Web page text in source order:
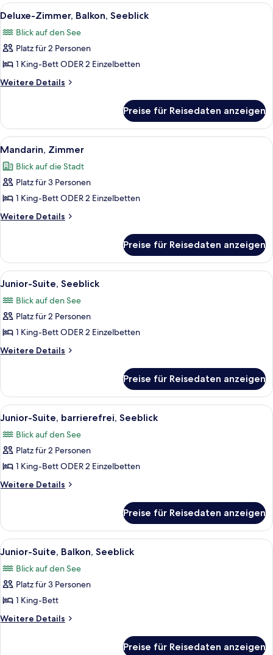
Alle
Fotos
für
Deluxe-
Zimmer,
Balkon,
Ein Hotelzimmer mit zwei Betten,
11
Deluxe-Zimmer, Balkon, Seeblick
Blick auf den See
Platz für 2 Personen
1 King-Bett ODER 2 Einzelbetten
Weitere Details
Weitere
Zimmer,
Balkon,
Seeblick
Preise für Reisedaten anzeigen
Alle
Fotos
für
Mandarin,
Zimmer
anzeigen
Ein Hotelzimmer mit zwei Betten,
7
Mandarin, Zimmer
Blick auf die Stadt
Platz für 3 Personen
1 King-Bett ODER 2 Einzelbetten
Weitere Details
Weitere
Zimmer
Preise für Reisedaten anzeigen
Alle
Fotos
für
Junior-
Suite,
Seeblick
Hochwertige Bettwaren, kostenlose
7
Junior-Suite, Seeblick
Blick auf den See
Platz für 2 Personen
1 King-Bett ODER 2 Einzelbetten
Weitere Details
Weitere
Suite,
Seeblick
Preise für Reisedaten anzeigen
Alle
Fotos
für
Junior-
Suite,
barrierefrei,
Ein modernes Badezimmer mit
5
Junior-Suite, barrierefrei, Seeblick
Blick auf den See
Platz für 2 Personen
1 King-Bett ODER 2 Einzelbetten
Weitere Details
Weitere
Suite,
barrierefrei,
Seeblick
Preise für Reisedaten anzeigen
Alle
Fotos
für
Junior-
Suite,
Balkon,
Ein modernes Hotelzimmer mit
9
Junior-Suite, Balkon, Seeblick
Blick auf den See
Platz für 3 Personen
1 King-Bett
Weitere Details
Weitere
Preise für Reisedaten anzeigen